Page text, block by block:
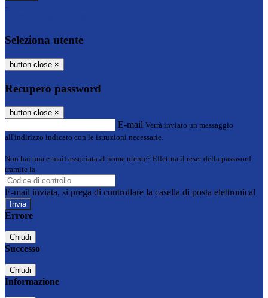
-
Seleziona utente
button close ×
Recupero password
button close ×
E-mail Verrà inviato un messaggio
all'indirizzo indicato con le istruzioni necessarie.
Non hai una e-mail associata al nome utente? Effettua il reset della password
tramite la
E-mail inviata, si prega di controllare la casella di posta elettronica!
Errore
Chiudi
Successo
Chiudi
Informazione